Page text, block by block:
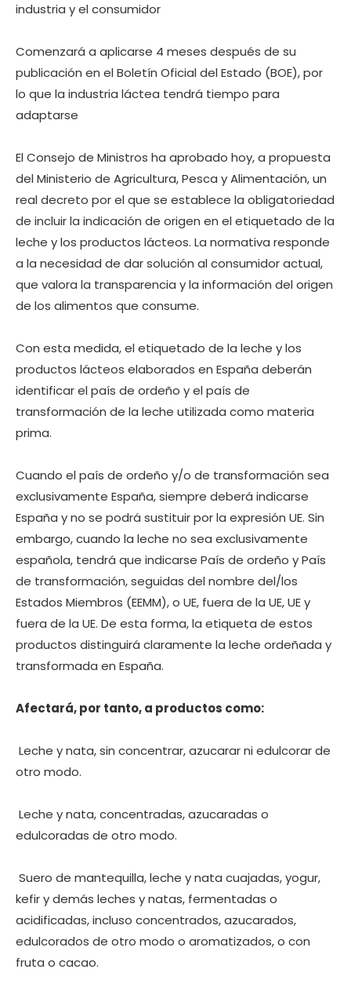
industria y el consumidor
Comenzará a aplicarse 4 meses después de su
publicación en el Boletín Oficial del Estado (BOE), por
lo que la industria láctea tendrá tiempo para
adaptarse
El Consejo de Ministros ha aprobado hoy, a propuesta
del Ministerio de Agricultura, Pesca y Alimentación, un
real decreto por el que se establece la obligatoriedad
de incluir la indicación de origen en el etiquetado de la
leche y los productos lácteos. La normativa responde
a la necesidad de dar solución al consumidor actual,
que valora la transparencia y la información del origen
de los alimentos que consume.
Con esta medida, el etiquetado de la leche y los
productos lácteos elaborados en España deberán
identificar el país de ordeño y el país de
transformación de la leche utilizada como materia
prima.
Cuando el país de ordeño y/o de transformación sea
exclusivamente España, siempre deberá indicarse
España y no se podrá sustituir por la expresión UE. Sin
embargo, cuando la leche no sea exclusivamente
española, tendrá que indicarse País de ordeño y País
de transformación, seguidas del nombre del/los
Estados Miembros (EEMM), o UE, fuera de la UE, UE y
fuera de la UE. De esta forma, la etiqueta de estos
productos distinguirá claramente la leche ordeñada y
transformada en España.
Afectará, por tanto, a productos como:
 Leche y nata, sin concentrar, azucarar ni edulcorar de
otro modo.
 Leche y nata, concentradas, azucaradas o
edulcoradas de otro modo.
 Suero de mantequilla, leche y nata cuajadas, yogur,
kefir y demás leches y natas, fermentadas o
acidificadas, incluso concentrados, azucarados,
edulcorados de otro modo o aromatizados, o con
fruta o cacao.